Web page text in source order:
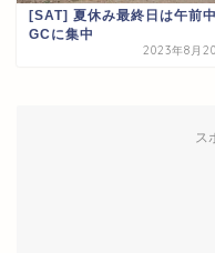
[SAT] 夏休み最終日は午前中
GCに集中
2023年8月
ス